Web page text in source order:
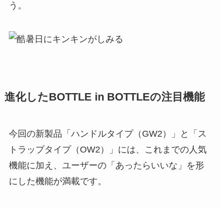
う。
進化したBOTTLE in BOTTLEの注目機能
今回の新製品「ハンドルタイプ（GW2）」と「ス
トラップタイプ（OW2）」には、これまでの人気
機能に加え、ユーザーの「あったらいいな」を形
にした機能が満載です。